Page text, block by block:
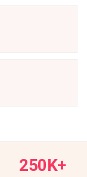
250K+